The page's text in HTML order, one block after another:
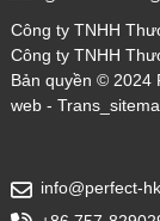
Công ty TNHH
Công ty TNHH
Bản quyền © 2024
web-
info@perfect-